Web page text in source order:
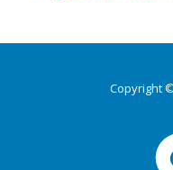
Copyright